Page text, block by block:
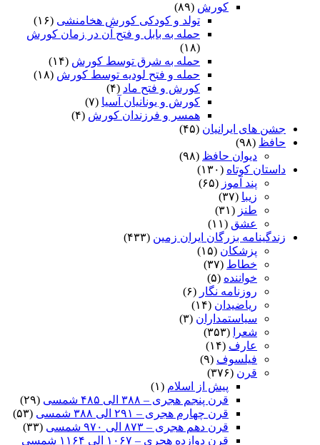
کورش (۸۹)
تولد و کودکی کورش هخامنشی (۱۶)
حمله به بابل و فتح آن در زمان کورش
(۱۸)
حمله به شرق توسط کورش (۱۴)
حمله و فتح لودیه توسط کورش (۱۸)
کورش و فتح ماد (۴)
کورش و یونانیان آسیا (۷)
همسر و فرزندان کورش (۴)
جشن های ایرانیان (۴۵)
حافظ (۹۸)
دیوان حافظ (۹۸)
داستان کوتاه (۱۳۰)
پند آموز (۶۵)
زیبا (۳۷)
طنز (۳۱)
عشق (۱۱)
زندگینامه بزرگان ایران زمین (۴۳۳)
پزشکان (۱۵)
خطاط (۳۷)
خواننده (۵)
روزنامه نگار (۶)
ریاضیدان (۱۴)
سیاستمداران (۳)
شعرا
(۳۵۳)
عارف (۱۴)
فیلسوف (۹)
قرن (۳۷۶)
پیش از اسلام (۱)
قرن پنجم هجری – ۳۸۸ الی ۴۸۵ شمسی
(۲۹)
قرن چهارم هجری – ۲۹۱ الی ۳۸۸ شمسی
(۵۳)
قرن دهم هجری – ۸۷۳ الی ۹۷۰ شمسی
(۳۳)
قرن دوازده هجری – ۱۰۶۷ الی ۱۱۶۴ شمسی